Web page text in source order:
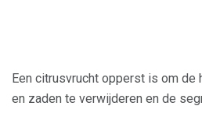
Een citrusvrucht opperst is om de
en zaden te verwijderen en de